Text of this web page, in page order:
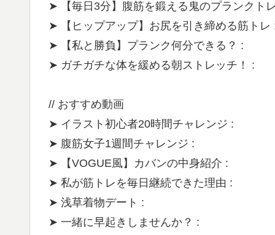
➤ 【毎日3分】腹筋を鍛える鬼のプランクト
➤ 【ヒップアップ】お尻を引き締める筋トレ
➤ 【私と勝負】プランク何分できる？ :
➤ ガチガチな体を緩める朝ストレッチ！ :
// おすすめ動画
➤ イラスト初心者20時間チャレンジ :
➤ 腹筋女子1週間チャレンジ :
➤ 【VOGUE風】カバンの中身紹介 :
➤ 私が筋トレを毎日継続できた理由 :
➤ 浅草着物デート :
➤ 一緒に早起きしませんか？ :